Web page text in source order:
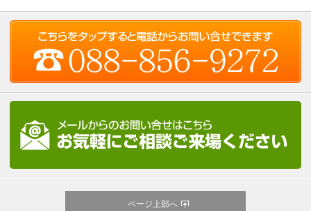
ページ上部へ